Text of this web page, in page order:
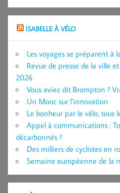
ISABELLE À VÉLO
Les voyages se préparent à
Revue de presse de la ville
2026
Vous aviez dit Brompton ?
Un Mooc sur l’innovation
Le bonheur par le vélo, tous
Appel à communications :
décarbonnés ?
Des milliers de cyclistes en
Semaine européenne de la